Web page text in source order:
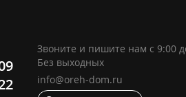
Звоните и пишите нам с 9:00
Без выходных
info@oreh-dom.ru